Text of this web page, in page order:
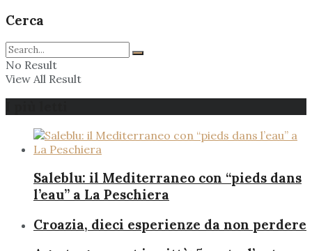
Cerca
No Result
View All Result
Saleblu: il Mediterraneo con “pieds dans
l’eau” a La Peschiera
Croazia, dieci esperienze da non perdere